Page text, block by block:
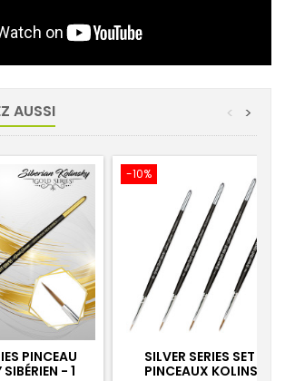
AUSSI >
<
PINCEAU
- 1
-10%
SILVER SERIES SET DE
PINCEAUX KOLINSKY